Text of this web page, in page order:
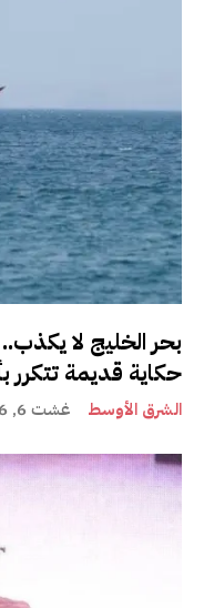
بحر الخليج لا يكذب..
حكاية قديمة تتكرر
الشرق الأوسط غشت 6, 2026